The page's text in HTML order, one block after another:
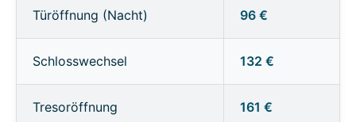
Türöffnung (Nacht) 96 €
Schlosswechsel 132 €
Tresoröffnung 161 €